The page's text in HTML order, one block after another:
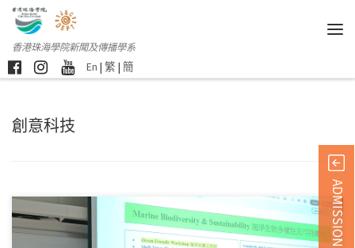
香港珠海學院新聞及傳播學系
En | 繁 | 簡
創意科技
ADMISSION